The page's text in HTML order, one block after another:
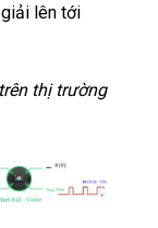
lên tới
thị trường